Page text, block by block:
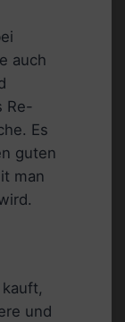
auch
Re-
Es
guten
man
und